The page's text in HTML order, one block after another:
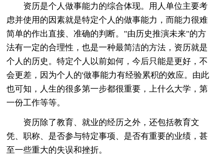
资历是个人做事能力的综合体现。用人单位主要考
虑并使用的因素就是特定个人的做事能力，而能力很难
简单的作出直接、准确的判断。"由历史推演未来"的方
法有一定的合理性，也是一种最简洁的方法，资历就是
个人的历史。特定个人以前如何，今后只能是更好，不
会更差，因为个人的'做事能力有经验累积的效应。由此
也可知，人生的很多第一步都很重要，上什么大学，第
一份工作等等。
资历除了教育、就业的经历之外，还包括教育文
凭、职称、是否参与特定事项、是否有重要的业绩，甚
至一些重大的失误和挫折。